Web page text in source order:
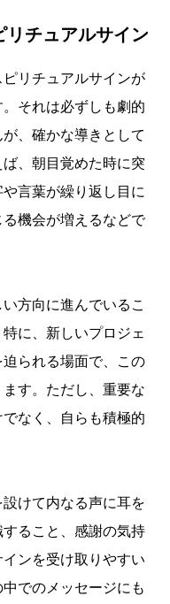
リチュアルサイン
リチュアルサインが
それは必ずしも劇的
、確かな導きとして
、朝目覚めた時に突
言葉が繰り返し目に
機会が増えるなどで
方向に進んでいるこ
に、新しいプロジェ
られる場面で、この
す。ただし、重要な
なく、自らも積極的
けて内なる声に耳を
ること、感謝の気持
ンを受け取りやすい
でのメッセージにも